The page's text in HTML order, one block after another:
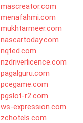
mascreator.com
menafahmi.com
mukhtarmeer.com
nascartoday.com
nqted.com
nzdriverlicence.com
pagalguru.com
pcegame.com
pgslot-r2.com
ws-expression.com
zchotels.com